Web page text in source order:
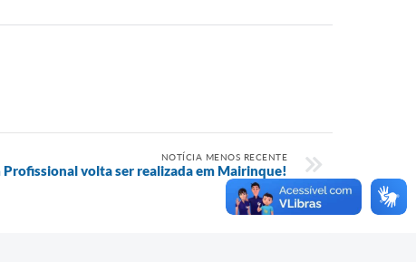
NOTÍCIA MENOS RECENTE
Profissional volta ser realizada em Mairinque!